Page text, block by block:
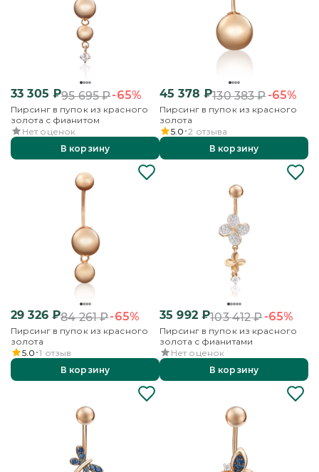
33 305 ₽95 695₽-65%
Пирсинг в пупок из красного
золота с фианитом
Нет оценок
В корзину
45 378 ₽130 383₽-65%
Пирсинг в пупок из красного
золота
5.0 2 отзыва
В корзину
29 326₽84 261₽-65%
Пирсинг в пупок из красного
золота
5.0 1 отзыв
В корзину
35 992₽103 412₽-65%
Пирсинг в пупок из красного
золота с фианитами
Нет оценок
В корзину